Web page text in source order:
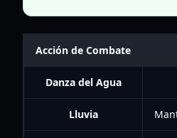
Acción de Combate
Danza del Agua
Lluvia